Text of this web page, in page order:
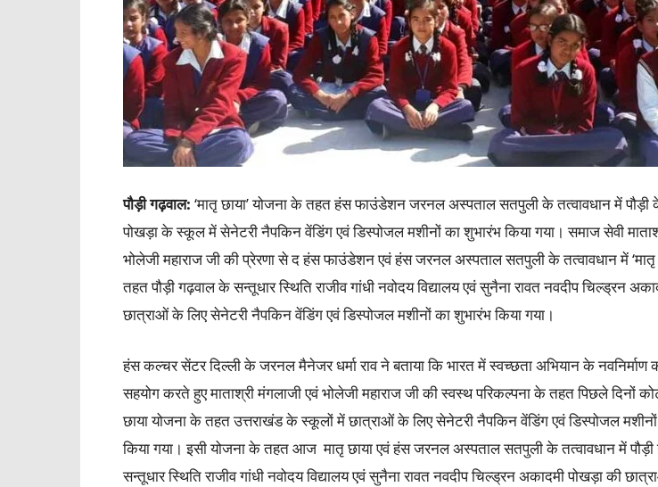
पौड़ी गढ़वाल: ‘मातृ छाया’ योजना के तहत हंस फाउंडेशन जरनल अस्पताल सतपुली के तत्वावधान में
पोखड़ा के स्कूल में सेनेटरी नैपकिन वेंडिंग एवं डिस्पोजल मशीनों का शुभारंभ किया गया। समाज सेवी
भोलेजी महाराज जी की प्रेरणा से द हंस फाउंडेशन एवं हंस जरनल अस्पताल सतपुली के तत्वावधान में ‘मातृ
तहत पौड़ी गढ़वाल के सन्तूधार स्थिति राजीव गांधी नवोदय विद्यालय एवं सुनैना रावत नवदीप चिल्ड्रन
छात्राओं के लिए सेनेटरी नैपकिन वेंडिंग एवं डिस्पोजल मशीनों का शुभारंभ किया गया।
हंस कल्चर सेंटर दिल्ली के जरनल मैनेजर धर्मा राव ने बताया कि भारत में स्वच्छता अभियान के नवनिर्माण
सहयोग करते हुए माताश्री मंगलाजी एवं भोलेजी महाराज जी की स्वस्थ परिकल्पना के तहत पिछले दिनों
छाया योजना के तहत उत्तराखंड के स्कूलों में छात्राओं के लिए सेनेटरी नैपकिन वेंडिंग एवं डिस्पोजल
किया गया। इसी योजना के तहत आज मातृ छाया एवं हंस जरनल अस्पताल सतपुली के तत्वावधान में
सन्तूधार स्थिति राजीव गांधी नवोदय विद्यालय एवं सुनैना रावत नवदीप चिल्ड्रन अकादमी पोखड़ा की